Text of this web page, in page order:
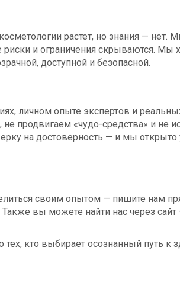
растет, но знания — нет.
и ограничения скрываются. Мы
доступной и безопасной.
личном опыте экспертов и
продвигаем «чудо-средства» и не
на достоверность — и мы
своим опытом — пишите нам
вы можете найти нас через
тех, кто выбирает осознанный путь к